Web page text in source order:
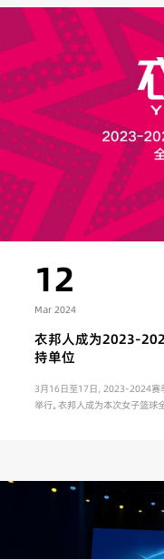
12
Mar 2024
衣邦人成为2023-
持单位
3月16日至17日，2023-2024赛
举行。衣邦人成为本次女子篮球